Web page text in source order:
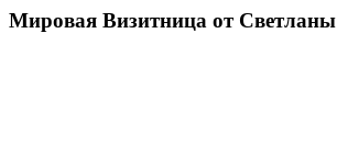
Мировая Визитница от Светланы